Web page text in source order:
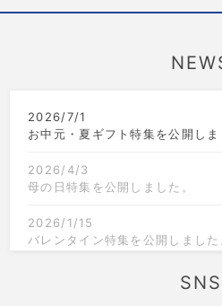
2026/7/1
お中元・夏ギフト特集を公開しま
2026/4/3
母の日特集を公開しました。
2026/1/15
バレンタイン特集を公開しました
クリスマス限定のラッピングを追
SNS